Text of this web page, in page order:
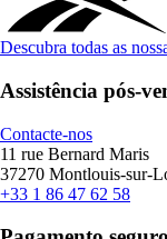
Descubra todas as
Assistência pós-
Contacte-nos
11 rue Bernard Maris
37270 Montlouis-sur-
+33 1 86 47 62 58